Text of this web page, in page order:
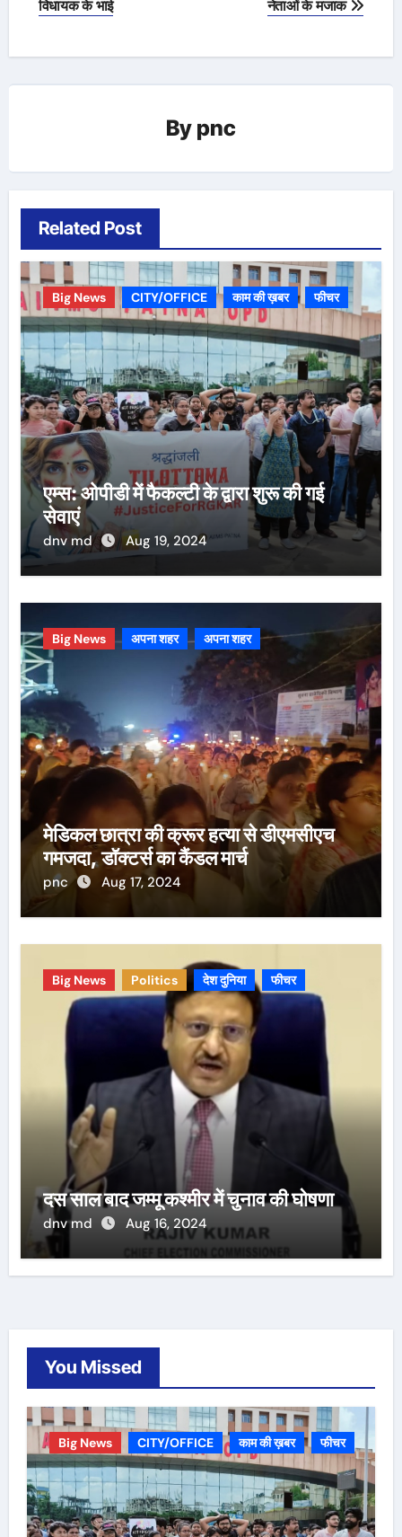
विधायक के भाई नेताओं के मजाक
By pnc
Related Post
Big News CITY/OFFICE काम की ख़बर फीचर
एम्स: ओपीडी में फैकल्टी के द्वारा शुरू की गई
सेवाएं
dnv md Aug 19, 2024
Big News अपना शहर अपना शहर
मेडिकल छात्रा की क्रूर हत्या से डीएमसीएच
गमजदा, डॉक्टर्स का कैंडल मार्च
pnc Aug 17, 2024
Big News Politics देश दुनिया फीचर
दस साल बाद जम्मू कश्मीर में चुनाव की घोषणा
dnv md Aug 16, 2024
You Missed
Big News CITY/OFFICE काम की ख़बर फीचर